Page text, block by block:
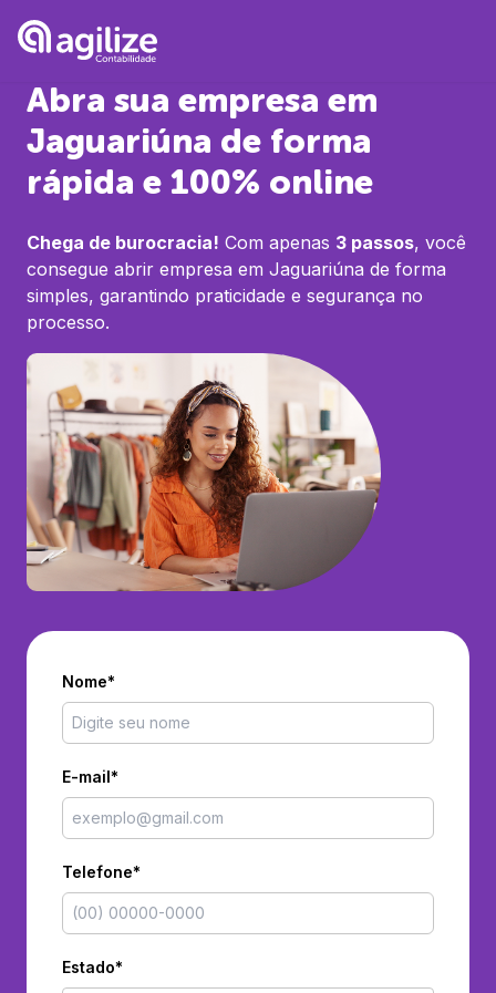
Abra sua empresa em
Jaguariúna de forma
rápida e 100% online
Chega de burocracia! Com apenas 3 passos, você
consegue abrir empresa em Jaguariúna de forma
simples, garantindo praticidade e segurança no
processo.
Nome*
E-mail*
Telefone*
Estado*